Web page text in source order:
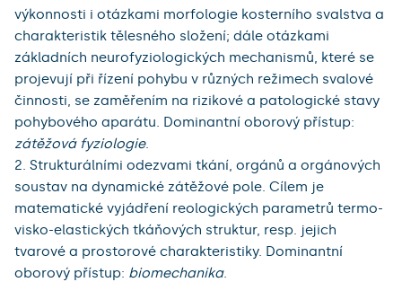
výkonnosti i otázkami morfologie kosterního svalstva a
charakteristik tělesného složení; dále otázkami
základních neurofyziologických mechanismů, které se
projevují při řízení pohybu v různých režimech svalové
činnosti, se zaměřením na rizikové a patologické stavy
pohybového aparátu. Dominantní oborový přístup:
zátěžová fyziologie.
2. Strukturálními odezvami tkání, orgánů a orgánových
soustav na dynamické zátěžové pole. Cílem je
matematické vyjádření reologických parametrů termo-
visko-elastických tkáňových struktur, resp. jejich
tvarové a prostorové charakteristiky. Dominantní
oborový přístup: biomechanika.